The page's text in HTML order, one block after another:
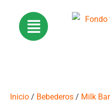
Inicio / Bebederos / Milk Bar